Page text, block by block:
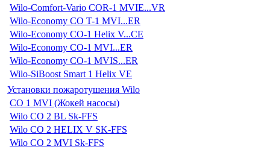
Wilo-Comfort-Vario COR-1 MVIE...VR
Wilo-Economy CO T-1 MVI...ER
Wilo-Economy CO-1 Helix V...CE
Wilo-Economy CO-1 MVI...ER
Wilo-Economy CO-1 MVIS...ER
Wilo-SiBoost Smart 1 Helix VE
Установки пожаротушения Wilo
CO 1 MVI (Жокей насосы)
Wilo CO 2 BL Sk-FFS
Wilo CO 2 HELIX V SK-FFS
Wilo CO 2 MVI Sk-FFS